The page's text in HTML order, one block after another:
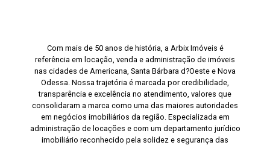
Com mais de 50 anos de história, a Arbix Imóveis é
referência em locação, venda e administração de imóveis
nas cidades de Americana, Santa Bárbara d?Oeste e Nova
Odessa. Nossa trajetória é marcada por credibilidade,
transparência e excelência no atendimento, valores que
consolidaram a marca como uma das maiores autoridades
em negócios imobiliários da região. Especializada em
administração de locações e com um departamento jurídico
imobiliário reconhecido pela solidez e segurança das